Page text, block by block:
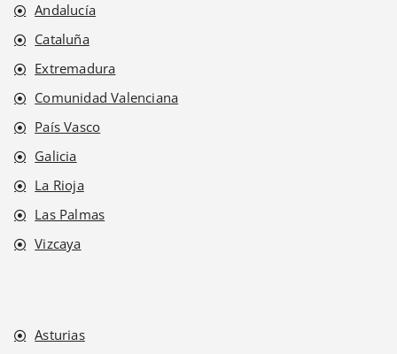
Andalucía
Cataluña
Extremadura
Comunidad Valenciana
País Vasco
Galicia
La Rioja
Las Palmas
Vizcaya
Asturias